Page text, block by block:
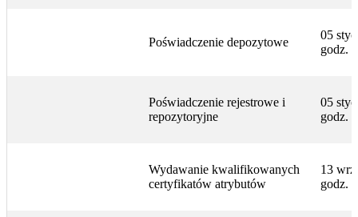
Poświadczenie depozytowe
05
godz.
Poświadczenie rejestrowe i
repozytoryjne
05
godz.
Wydawanie kwalifikowanych
certyfikatów atrybutów
13
godz.